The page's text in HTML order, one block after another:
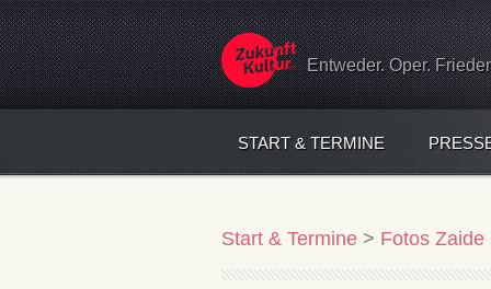
Entweder. Oper.
START & TERMINE
Start & Termine > Fotos